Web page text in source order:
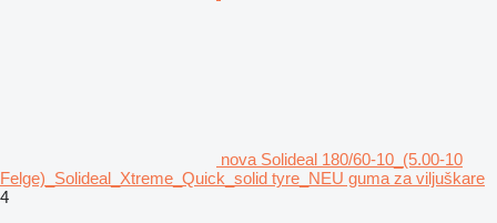
nova Solideal 180/60-10_(5.00-10
Felge)_Solideal_Xtreme_Quick_solid tyre_NEU guma za viljuškare
4